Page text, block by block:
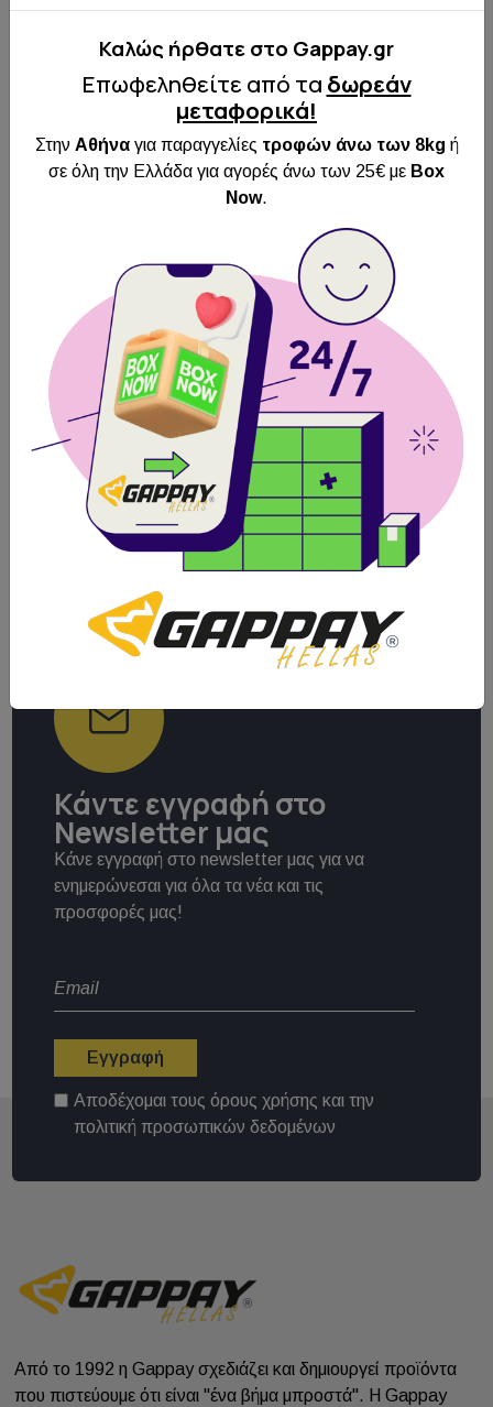
Χωρίς συντηρητικά
Υψηλή περιεκτικότητα πρωτεΐνης
Για υγιή ούλα & δόντια
Νόστιμο και εύπεπτο
Large 140-150gr
Κάντε εγγραφή στο
Newsletter μας
Κάνε εγγραφή στο newsletter μας για να
ενημερώνεσαι για όλα τα νέα και τις
προσφορές μας!
Εγγραφή
Αποδέχομαι τους όρους χρήσης και την
πολιτική προσωπικών δεδομένων
Από το 1992 η Gappay σχεδιάζει και δημιουργεί προϊόντα
που πιστεύουμε ότι είναι "ένα βήμα μπροστά". Η Gappay
Καλώς ήρθατε στo Gappay.gr
Επωφεληθείτε από τα δωρεάν
μεταφορικά!
Στην Αθήνα για παραγγελίες τροφών άνω των 8kg ή
σε όλη την Ελλάδα για αγορές άνω των 25€ με Box
Now.